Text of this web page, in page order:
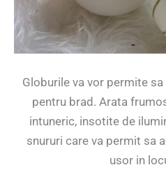
Globurile va vor permite
pentru brad. Arata
intuneric, insotite de
snururi care va permit sa
usor in